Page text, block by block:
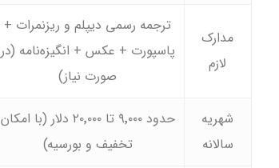
مدارک
لازم
ترجمه رسمی دیپلم و ریزنمرات +
پاسپورت + عکس + انگیزه‌نامه (در
صورت نیاز)
شهریه
سالانه
حدود ۹٬۰۰۰ تا ۲۰٬۰۰۰ دلار (با امکان
تخفیف و بورسیه)